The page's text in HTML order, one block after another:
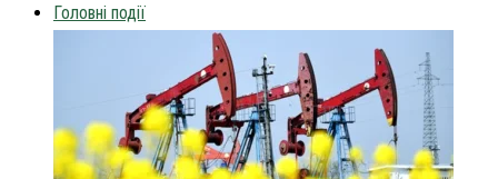
Головні події